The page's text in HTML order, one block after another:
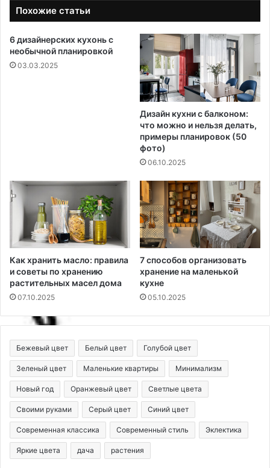
Похожие статьи
6 дизайнерских кухонь с
необычной планировкой
03.03.2025
Дизайн кухни с балконом:
что можно и нельзя делать,
примеры планировок (50
фото)
06.10.2025
Как хранить масло: правила
и советы по хранению
растительных масел дома
07.10.2025
7 способов организовать
хранение на маленькой
кухне
05.10.2025
Бежевый цвет Белый цвет Голубой цвет
Зеленый цвет Маленькие квартиры Минимализм
Новый год Оранжевый цвет Светлые цвета
Своими руками Серый цвет Синий цвет
Современная классика Современный стиль Эклектика
Яркие цвета дача растения